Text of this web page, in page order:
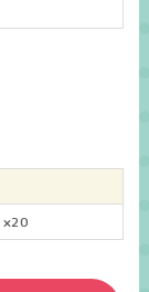
×20